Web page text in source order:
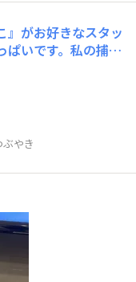
』がお好きなスタッ
ぱいです。私の捕獲
)の捕獲でした！抽
』に行くぞ〜それ
とは…2割も捕獲
やき